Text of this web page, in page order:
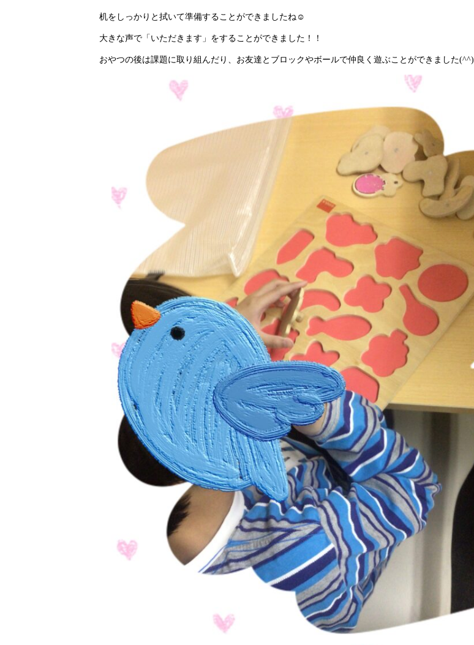
机をしっかりと拭いて準備することができましたね☺️
大きな声で「いただきます」をすることができました！！
おやつの後は課題に取り組んだり、お友達とブロックやボールで仲良く遊ぶことができました(^^)